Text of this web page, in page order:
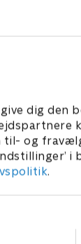
dig den
og
i
.
Sara, at der